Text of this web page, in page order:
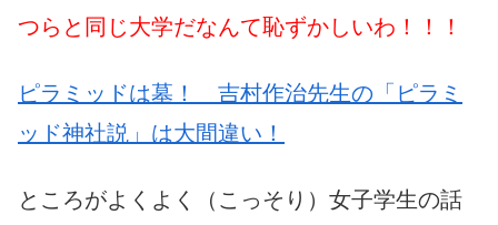
つらと同じ大学だなんて恥ずかしいわ！！！
ピラミッドは墓！ 吉村作治先生の「ピラミ
ッド神社説」は大間違い！
ところがよくよく（こっそり）女子学生の話